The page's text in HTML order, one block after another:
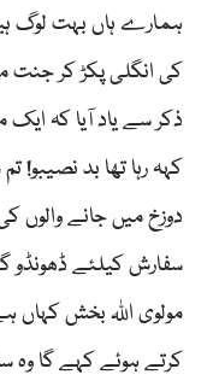
ہمارے ہاں بہت لوگ
کی انگلی پکڑ کر جنت
ذکر سے یاد آیا کہ ایک
کہہ رہا تھا بد نصیبو!
دوزخ میں جانے والوں
سفارش کیلئے ڈھونڈو
مولوی اللہ بخش کہاں
کرتے ہوئے کہے گا وہ